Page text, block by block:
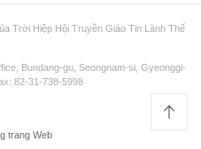
Trời Hiệp Hội Truyền Giáo Tin Lành Thế
Bundang-gu, Seongnam-si, Gyeonggi-
82-31-738-5998
trang Web